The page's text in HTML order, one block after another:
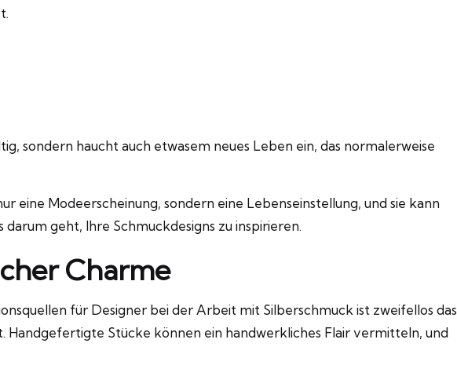
sondern haucht auch etwasem neues Leben ein, das normalerweise
eine Modeerscheinung, sondern eine Lebenseinstellung, und sie kann
geht, Ihre Schmuckdesigns zu inspirieren.
Charme
für Designer bei der Arbeit mit Silberschmuck ist zweifellos das
Handgefertigte Stücke können ein handwerkliches Flair vermitteln, und